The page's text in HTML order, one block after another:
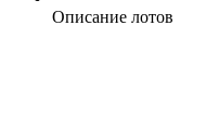
Описание лотов